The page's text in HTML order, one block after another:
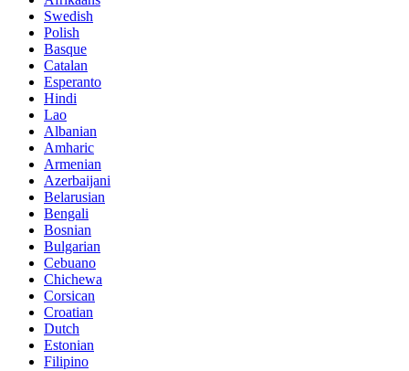
Swedish
Polish
Basque
Catalan
Esperanto
Hindi
Lao
Albanian
Amharic
Armenian
Azerbaijani
Belarusian
Bengali
Bosnian
Bulgarian
Cebuano
Chichewa
Corsican
Croatian
Dutch
Estonian
Filipino